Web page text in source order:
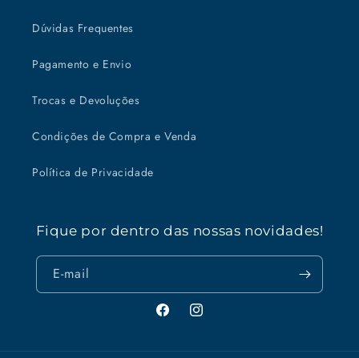
Dúvidas Frequentes
Pagamento e Envio
Trocas e Devoluções
Condições de Compra e Venda
Política de Privacidade
Fique por dentro das nossas novidades!
E-mail
FacebookInstagram